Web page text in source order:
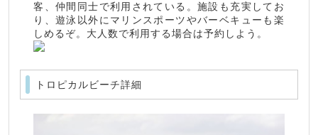
客、仲間同士で利用されている。施設も充実してお
り、遊泳以外にマリンスポーツやバーベキューも楽
しめるぞ。大人数で利用する場合は予約しよう。
トロピカルビーチ詳細